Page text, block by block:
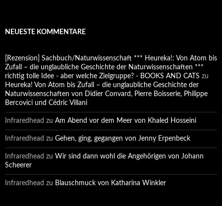
NEUESTE KOMMENTARE
[Rezension] Sachbuch/Naturwissenschaft *** Heureka!: Von Atom bis
Zufall – die unglaubliche Geschichte der Naturwissenschaften ***
richtig tolle Idee - aber welche Zielgruppe? - BOOKS AND CATS zu
Heureka! Von Atom bis Zufall – die unglaubliche Geschichte der
Naturwissenschaften von Didier Convard, Pierre Boisserie, Philippe
Bercovici und Cédric Villani
Infraredhead zu Am Abend vor dem Meer von Khaled Hosseini
Infraredhead zu Gehen, ging, gegangen von Jenny Erpenbeck
Infraredhead zu Wir sind dann wohl die Angehörigen von Johann
Scheerer
Infraredhead zu Blauschmuck von Katharina Winkler